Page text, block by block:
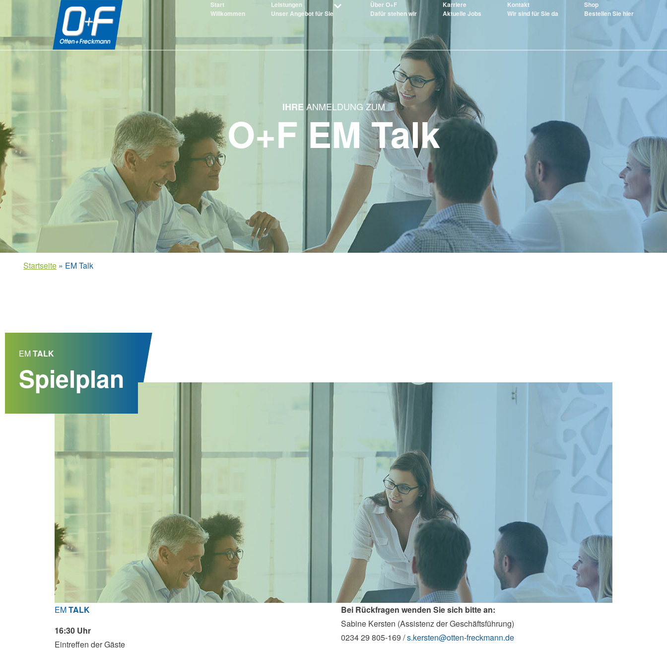
Start
Willkommen
Leistungen
Unser Angebot für Sie
Über O+F
Dafür stehen wir
Karriere
Aktuelle Jobs
Kontakt
Wir sind für Sie da
Shop
Bestellen Sie hier
IHREANMELDUNG ZUM
O+F EM Talk
Startseite » EM Talk
EMTALK
Spielplan
EMTALK
16:30 Uhr
Eintreffen der Gäste
Bei Rückfragen wenden Sie sich bitte an:
Sabine Kersten (Assistenz der Geschäftsführung)
0234 29 805-169 /s.kersten@otten-freckmann.de